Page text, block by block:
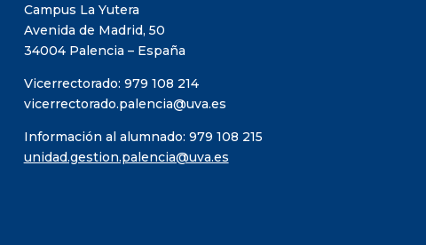
Campus La Yutera
Avenida de Madrid, 50
34004 Palencia – España
Vicerrectorado: 979 108 214
vicerrectorado.palencia@uva.es
Información al alumnado: 979 108 215
unidad.gestion.palencia@uva.es